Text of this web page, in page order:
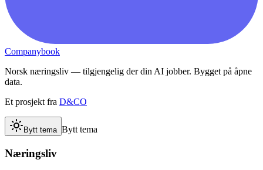
Companybook
Norsk næringsliv — tilgjengelig der din AI jobber. Bygget på åpne
data.
Et prosjekt fra D&CO
Bytt tema Bytt tema
Næringsliv